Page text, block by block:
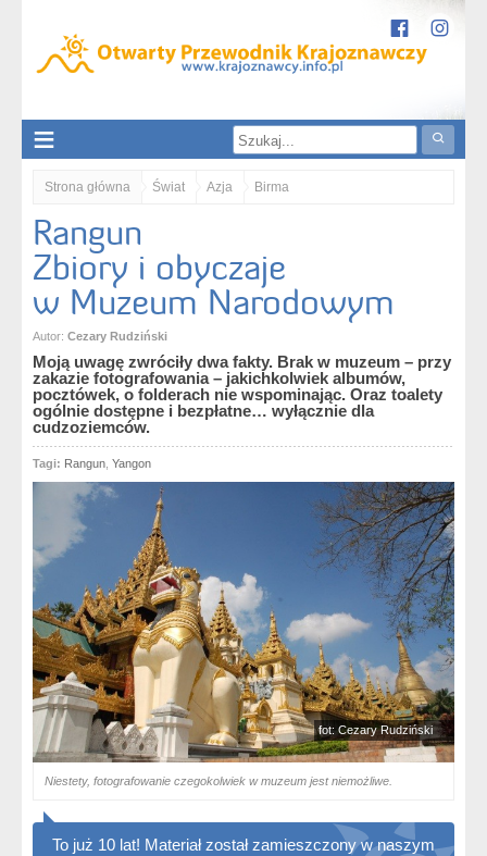
Strona główna Świat Azja Birma
Rangun. Zbiory i obyczaje w Muzeum Narodowym
Rangun
Zbiory i obyczaje
w Muzeum Narodowym
Autor: Cezary Rudziński
Moją uwagę zwróciły dwa fakty. Brak w muzeum – przy
zakazie fotografowania – jakichkolwiek albumów,
pocztówek, o folderach nie wspominając. Oraz toalety
ogólnie dostępne i bezpłatne… wyłącznie dla
cudzoziemców.
Tagi: Rangun Yangon
fot: Cezary Rudziński
Niestety, fotografowanie czegokolwiek w muzeum jest niemożliwe.
To już 10 lat! Materiał został zamieszczony w naszym